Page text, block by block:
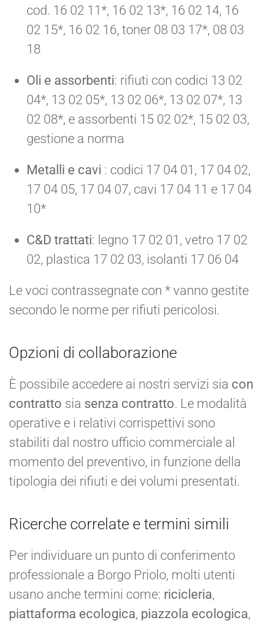
cod. 16 02 11*, 16 02 13*, 16 02 14, 16
02 15*, 16 02 16, toner 08 03 17*, 08 03
18
Oli e assorbenti: rifiuti con codici 13 02
04*, 13 02 05*, 13 02 06*, 13 02 07*, 13
02 08*, e assorbenti 15 02 02*, 15 02 03,
gestione a norma
Metalli e cavi : codici 17 04 01, 17 04 02,
17 04 05, 17 04 07, cavi 17 04 11 e 17 04
10*
C&D trattati: legno 17 02 01, vetro 17 02
02, plastica 17 02 03, isolanti 17 06 04
Le voci contrassegnate con * vanno gestite
secondo le norme per rifiuti pericolosi.
Opzioni di collaborazione
È possibile accedere ai nostri servizi sia con
contratto sia senza contratto. Le modalità
operative e i relativi corrispettivi sono
stabiliti dal nostro ufficio commerciale al
momento del preventivo, in funzione della
tipologia dei rifiuti e dei volumi presentati.
Ricerche correlate e termini simili
Per individuare un punto di conferimento
professionale a Borgo Priolo, molti utenti
usano anche termini come: ricicleria,
piattaforma ecologica, piazzola ecologica,